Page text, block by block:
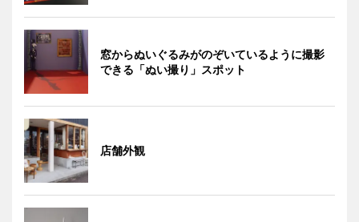
窓からぬいぐるみがのぞいているように撮影
できる「ぬい撮り」スポット
店舗外観